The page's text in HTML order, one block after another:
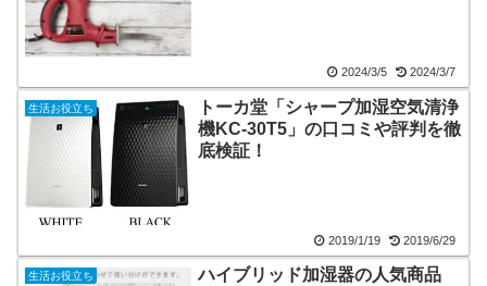
2024/3/5 2024/3/7
生活お役立ち
トーカ堂「シャープ加湿空気清浄
機KC-30T5」の口コミや評判を徹
底検証！
2019/1/19 2019/6/29
生活お役立ち ハイブリッド加湿器の人気商品